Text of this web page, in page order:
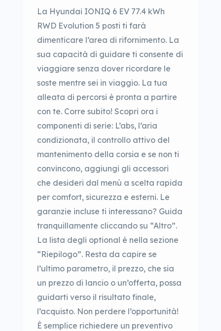
La Hyundai IONIQ 6 EV 77.4 kWh
RWD Evolution 5 posti ti farà
dimenticare l’area di rifornimento. La
sua capacità di guidare ti consente di
viaggiare senza dover ricordare le
soste mentre sei in viaggio. La tua
alleata di percorsi è pronta a partire
con te. Corre subito! Scopri ora i
componenti di serie: L’abs, l’aria
condizionata, il controllo attivo del
mantenimento della corsia e se non ti
convincono, aggiungi gli accessori
che desideri dal menù a scelta rapida
per comfort, sicurezza e esterni. Le
garanzie incluse ti interessano? Guida
tranquillamente cliccando su “Altro”.
La lista degli optional è nella sezione
“Riepilogo”. Resta da capire se
l’ultimo parametro, il prezzo, che sia
un prezzo di lancio o un’offerta, possa
guidarti verso il risultato finale,
l’acquisto. Non perdere l’opportunità!
È semplice richiedere un preventivo